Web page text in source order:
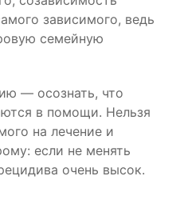
зависимого, ведь
семейную
— осознать, что
в помощи. Нельзя
на лечение и
если не менять
очень высок.